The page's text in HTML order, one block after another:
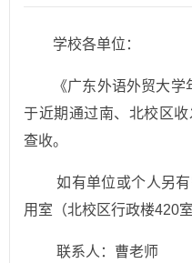
学校各单位：
《广东外语外贸大
于近期通过南、北校区
查收。
如有单位或个人另
用室（北校区行政楼420室
联系人：曹老师